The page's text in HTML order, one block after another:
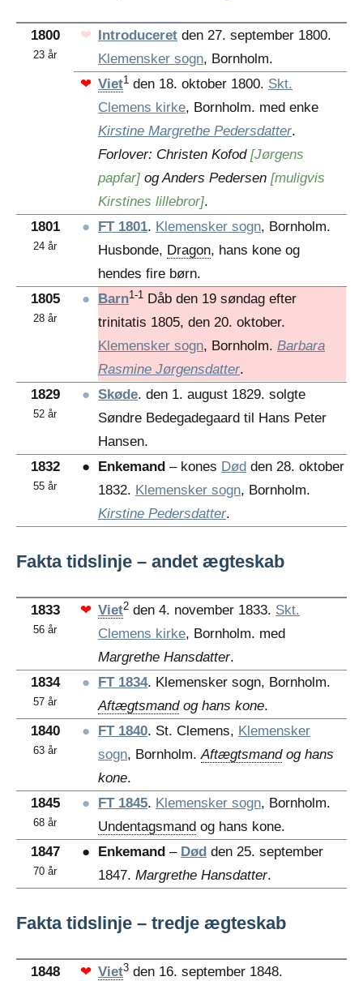
1800
23 år
❤ Introduceret den 27. september 1800.
Klemensker sogn, Bornholm.
❤ Viet1 den 18. oktober 1800. Skt.
Clemens kirke, Bornholm. med enke
Kirstine Margrethe Pedersdatter.
Forlover: Christen Kofod [Jørgens
papfar] og Anders Pedersen [muligvis
Kirstines lillebror].
1801
24 år
● FT 1801. Klemensker sogn, Bornholm.
Husbonde, Dragon, hans kone og
hendes fire børn.
1805
28 år
● Barn1-1 Dåb den 19 søndag efter
trinitatis 1805, den 20. oktober.
Klemensker sogn, Bornholm. Barbara
Rasmine Jørgensdatter.
1829
52 år
● Skøde. den 1. august 1829. solgte
Søndre Bedegadegaard til Hans Peter
Hansen.
1832
55 år
● Enkemand – kones Død den 28. oktober
1832. Klemensker sogn, Bornholm.
Kirstine Pedersdatter.
Fakta tidslinje – andet ægteskab
1833
56 år
❤ Viet2 den 4. november 1833. Skt.
Clemens kirke, Bornholm. med
Margrethe Hansdatter.
1834
57 år
● FT 1834. Klemensker sogn, Bornholm.
Aftægtsmandog hans kone.
1840
63 år
● FT 1840. St. Clemens, Klemensker
sogn, Bornholm.Aftægtsmandog hans
kone.
1845
68 år
● FT 1845. Klemensker sogn, Bornholm.
Undentagsmand og hans kone.
1847
70 år
● Enkemand – Død den 25. september
1847. Margrethe Hansdatter.
Fakta tidslinje – tredje ægteskab
1848 ❤ Viet3 den 16. september 1848.